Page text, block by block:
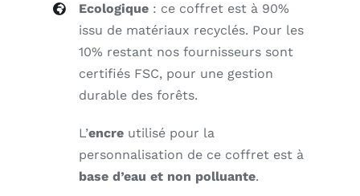
Ecologique : ce coffret est à 90%
issu de matériaux recyclés. Pour les
10% restant nos fournisseurs sont
certifiés FSC, pour une gestion
durable des forêts.
L’encre utilisé pour la
personnalisation de ce coffret est à
base d’eau et non polluante.